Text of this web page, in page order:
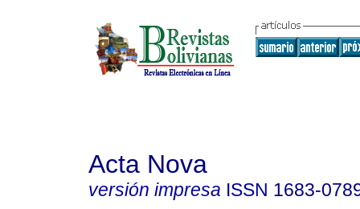
Acta Nova
versión impresa ISSN 1683-